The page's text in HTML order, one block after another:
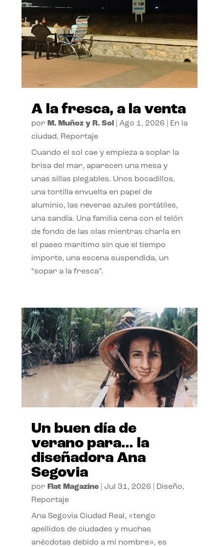
A la fresca, a la venta
por M. Muñoz y R. Sol| Ago 1, 2026
En la
ciudad, Reportaje
Cuando el sol cae y empieza a soplar la
brisa del mar, aparecen una mesa y
unas sillas plegables. Unos bocadillos,
una tortilla envuelta en papel de
aluminio, las neveras azules portátiles,
una sandía. Una familia cena con el telón
de fondo de las olas mientras charla en
el paseo marítimo sin que el tiempo
importe, una escena suspendida, un
“sopar a la fresca”.
Un buen día de
verano para… la
diseñadora Ana
Segovia
por Flat Magazine| Jul 31, 2026 Diseño,
Reportaje
Ana Segovia Ciudad Real, «tengo
apellidos de ciudades y muchas
anécdotas debido a mi nombre», es